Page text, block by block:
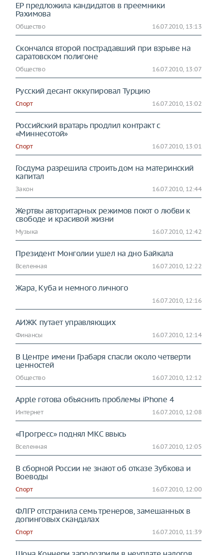
ЕР предложила кандидатов в преемники
Рахимова
Общество 16.07.2010, 13:13
Скончался второй пострадавший при взрыве на
саратовском полигоне
Общество 16.07.2010, 13:07
Русский десант оккупировал Турцию
Спорт 16.07.2010, 13:02
Российский вратарь продлил контракт с
«Миннесотой»
Спорт 16.07.2010, 13:01
Госдума разрешила строить дом на материнский
капитал
Закон 16.07.2010, 12:44
Жертвы авторитарных режимов поют о любви к
свободе и красивой жизни
Музыка 16.07.2010, 12:42
Президент Монголии ушел на дно Байкала
Вселенная 16.07.2010, 12:22
Жара, Куба и немного личного
16.07.2010, 12:16
АИЖК путает управляющих
Финансы 16.07.2010, 12:14
В Центре имени Грабаря спасли около четверти
ценностей
Общество 16.07.2010, 12:12
Apple готова объяснить проблемы iPhone 4
Интернет 16.07.2010, 12:08
«Прогресс» поднял МКС ввысь
Вселенная 16.07.2010, 12:05
В сборной России не знают об отказе Зубкова и
Воеводы
Спорт 16.07.2010, 12:00
ФЛГР отстранила семь тренеров, замешанных в
допинговых скандалах
Спорт 16.07.2010, 11:39